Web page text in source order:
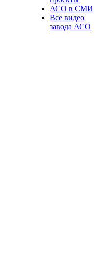
АСО в СМИ
Все видео
завода АСО